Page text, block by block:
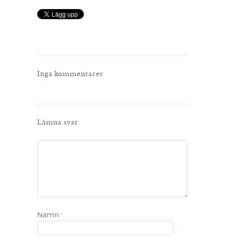
Inga kommentarer
Lämna svar
Namn *